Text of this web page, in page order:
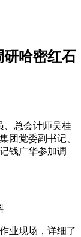
哈密红石
、总会计师吴桂
团党委副书记、
钱广华参加调
业现场，详细了